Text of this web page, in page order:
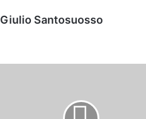
Giulio Santosuosso